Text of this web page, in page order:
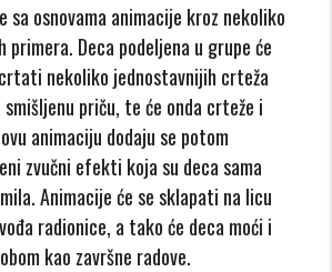
sa osnovama animacije kroz nekoliko
primera. Deca podeljena u grupe će
nekoliko jednostavnijih crteža
smišljenu priču, te će onda crteže i
animaciju dodaju se potom
zvučni efekti koja su deca sama
Animacije će se sklapati na licu
radionice, a tako će deca moći i
kao završne radove.